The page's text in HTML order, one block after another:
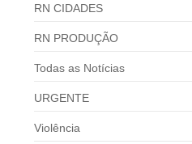
RN CIDADES
RN PRODUÇÃO
Todas as Notícias
URGENTE
Violência